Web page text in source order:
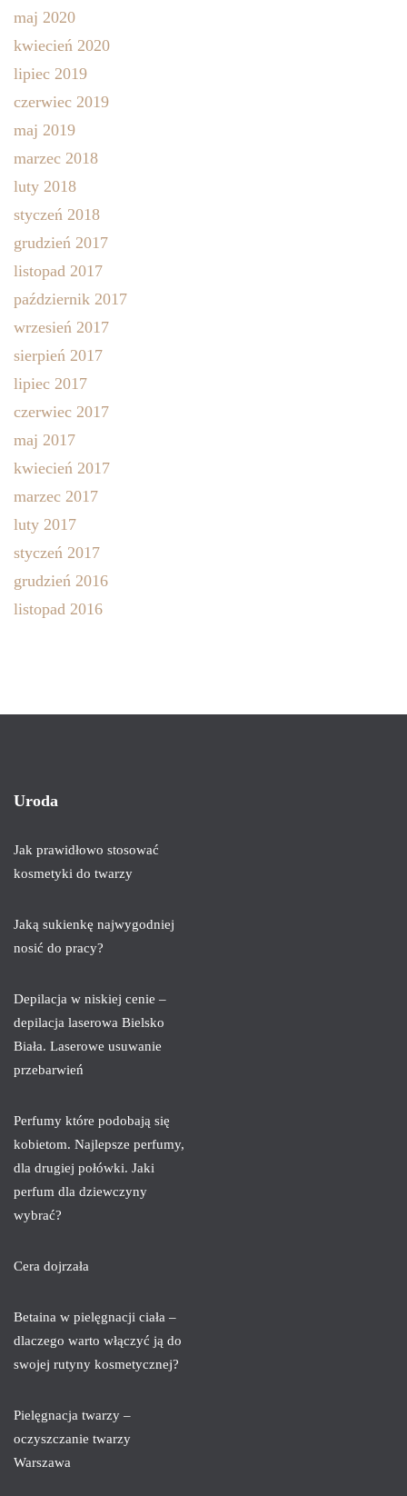
maj 2020
kwiecień 2020
lipiec 2019
czerwiec 2019
maj 2019
marzec 2018
luty 2018
styczeń 2018
grudzień 2017
listopad 2017
październik 2017
wrzesień 2017
sierpień 2017
lipiec 2017
czerwiec 2017
maj 2017
kwiecień 2017
marzec 2017
luty 2017
styczeń 2017
grudzień 2016
listopad 2016
Uroda
Jak prawidłowo stosować
kosmetyki do twarzy
Jaką sukienkę najwygodniej
nosić do pracy?
Depilacja w niskiej cenie –
depilacja laserowa Bielsko
Biała. Laserowe usuwanie
przebarwień
Perfumy które podobają się
kobietom. Najlepsze perfumy,
dla drugiej połówki. Jaki
perfum dla dziewczyny
wybrać?
Cera dojrzała
Betaina w pielęgnacji ciała –
dlaczego warto włączyć ją do
swojej rutyny kosmetycznej?
Pielęgnacja twarzy –
oczyszczanie twarzy
Warszawa